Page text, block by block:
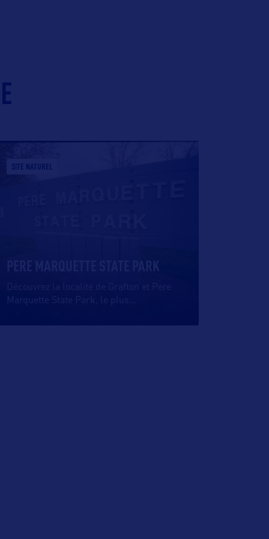
SITE NATUREL
PERE MARQUETTE STATE PARK
Découvrez la localité de Grafton et Pere
Marquette State Park, le plus